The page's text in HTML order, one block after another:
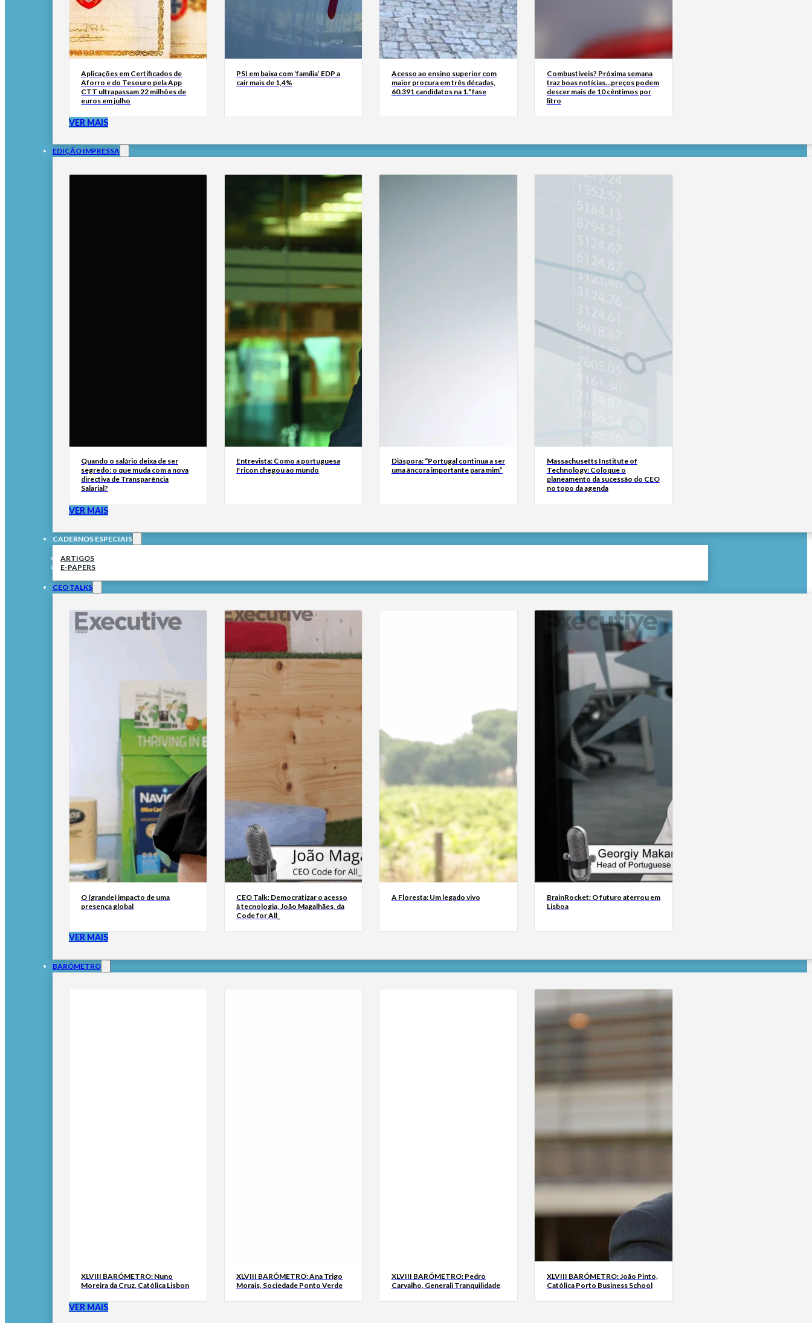
Aplicações em Certificados de
Aforro e do Tesouro pela App
CTT ultrapassam 22 milhões de
euros em julho
PSI em baixa com ‘família’ EDP a
cair mais de 1,4%
Acesso ao ensino superior com
maior procura em três décadas,
60.391 candidatos na 1.ª fase
Combustíveis? Próxima semana
traz boas notícias…preços podem
descer mais de 10 cêntimos por
litro
VER MAIS
EDIÇÃO IMPRESSA
Quando o salário deixa de ser
segredo: o que muda com a nova
directiva de Transparência
Salarial?
Entrevista: Como a portuguesa
Fricon chegou ao mundo
Diáspora: “Portugal continua a ser
uma âncora importante para mim”
Massachusetts Institute of
Technology: Coloque o
planeamento da sucessão do CEO
no topo da agenda
VER MAIS
CADERNOS ESPECIAIS
ARTIGOS
E-PAPERS
CEO TALKS
O (grande) impacto de uma
presença global
CEO Talk: Democratizar o acesso
à tecnologia, João Magalhães, da
Code for All_
A Floresta: Um legado vivo
BrainRocket: O futuro aterrou em
Lisboa
VER MAIS
BARÓMETRO
XLVIII BARÓMETRO: Nuno
Moreira da Cruz, Católica Lisbon
XLVIII BARÓMETRO: Ana Trigo
Morais, Sociedade Ponto Verde
XLVIII BARÓMETRO: Pedro
Carvalho, Generali Tranquilidade
XLVIII BARÓMETRO: João Pinto,
Católica Porto Business School
VER MAIS